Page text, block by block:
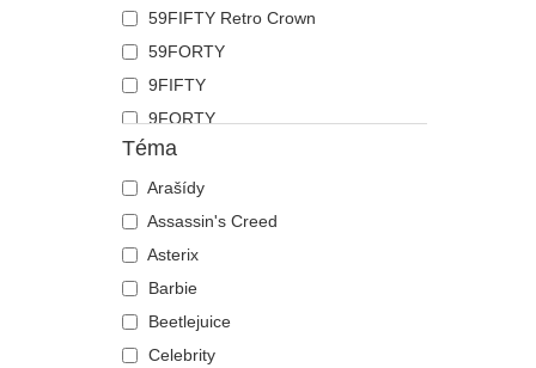
Kojot
Koza
Krab
Kráva
Krokodýl
Kůň
Kuřátko
Labradorský retrívr
Lebka
Lev
Liška
59FIFTY Retro Crown
59FORTY
9FIFTY
9FORTY
9FORTY APEX
9FORTY M-Crown
9SEVENTY
9TWENTY
A Frame
Casual Classic
E Frame
Téma
Arašídy
Assassin's Creed
Asterix
Barbie
Beetlejuice
Celebrity